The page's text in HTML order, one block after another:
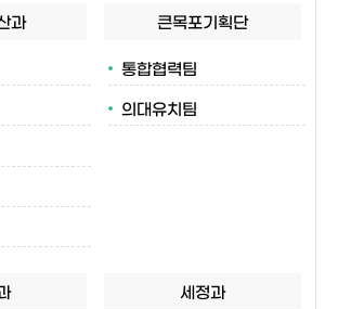
과 큰목포기획단
통합협력팀
의대유치팀
세정과